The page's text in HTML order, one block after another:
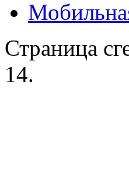
Страница
14.